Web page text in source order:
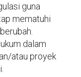
guna
mematuhi
dalam
atau proyek